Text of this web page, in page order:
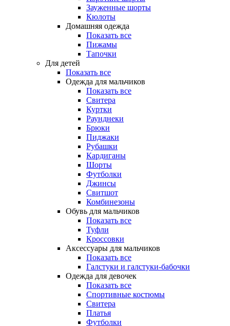
Зауженные шорты
Кюлоты
Домашняя одежда
Показать все
Пижамы
Тапочки
Для детей
Показать все
Одежда для мальчиков
Показать все
Свитера
Куртки
Раунднеки
Брюки
Пиджаки
Рубашки
Кардиганы
Шорты
Футболки
Джинсы
Свитшот
Комбинезоны
Обувь для мальчиков
Показать все
Туфли
Кроссовки
Аксессуары для мальчиков
Показать все
Галстуки и галстуки-бабочки
Одежда для девочек
Показать все
Спортивные костюмы
Свитера
Платья
Футболки